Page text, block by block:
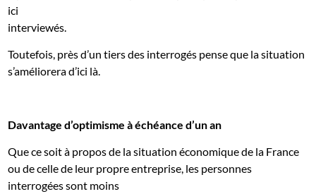
ici
interviewés.
Toutefois, près d’un tiers des interrogés pense que la situation
s’améliorera d’ici là.
Davantage d’optimisme à échéance d’un an
Que ce soit à propos de la situation économique de la France
ou de celle de leur propre entreprise, les personnes
interrogées sont moins